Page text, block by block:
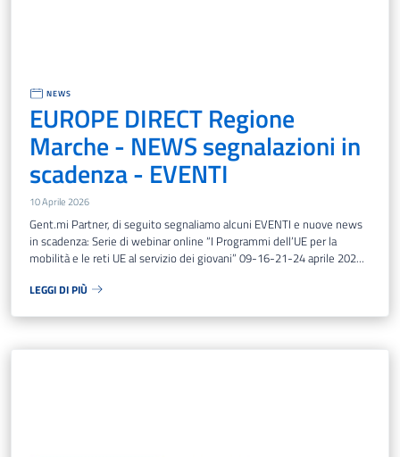
NEWS
EUROPE DIRECT Regione
Marche - NEWS segnalazioni in
scadenza - EVENTI
10 Aprile 2026
Gent.mi Partner, di seguito segnaliamo alcuni EVENTI e nuove news
in scadenza: Serie di webinar online “I Programmi dell’UE per la
mobilità e le reti UE al servizio dei giovani” 09-16-21-24 aprile 202...
LEGGI DI PIÙ